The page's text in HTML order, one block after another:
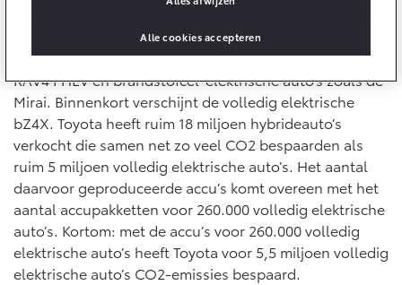
HYBRIDE
Vanaf € 39.995,-
Toyota C-HR
OOK ALS PLUG-IN
Vanaf € 36.495,-
Toyota C-HR+
BATTERIJ-ELEKTRISCH
RAV4
PLUG-IN HYBRIDE
Toyota fabrieksgarantie
Onderdelen & Accessoires
Onderdelen
Accessoires
Banden
Connected
Verzekeren
Toyota Autoverzekering
Toyota Hybride Autoverzekering
Bedrijfswagens op maat
Financieren of leasen
Verzekeren
Het introduceerde sinds de eerste hybride – de Prius in
1997 – ook plug-in hybride-elektrische modellen zoals
RAV4 PHEV en brandstofcel-elektrische auto’s zoals de
Mirai. Binnenkort verschijnt de volledig elektrische
bZ4X. Toyota heeft ruim 18 miljoen hybrideauto’s
verkocht die samen net zo veel CO2 bespaarden als
ruim 5 miljoen volledig elektrische auto’s. Het aantal
daarvoor geproduceerde accu’s komt overeen met het
aantal accupakketten voor 260.000 volledig elektrische
auto’s. Kortom: met de accu’s voor 260.000 volledig
elektrische auto’s heeft Toyota voor 5,5 miljoen volledig
elektrische auto’s CO2-emissies bespaard.
Alle cookies accepteren